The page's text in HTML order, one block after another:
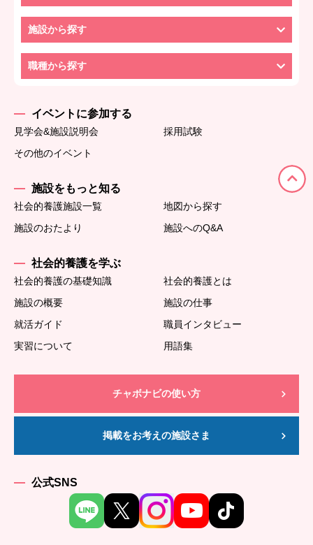
施設から探す
職種から探す
イベントに参加する
見学会&施設説明会
採用試験
その他のイベント
施設をもっと知る
社会的養護施設一覧
地図から探す
施設のおたより
施設へのQ&A
社会的養護を学ぶ
社会的養護の基礎知識
社会的養護とは
施設の概要
施設の仕事
就活ガイド
職員インタビュー
実習について
用語集
チャボナビの使い方
掲載をお考えの施設さま
公式SNS